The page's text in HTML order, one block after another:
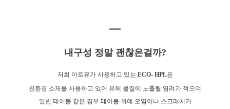
내구성 정말 괜찮은걸까?
저희 아트유가 사용하고 있는 ECO- HPL은
친환경 소재를 사용하고 있어 유해 물질에 노출될 염려가 적으며
일반 테이블 같은 경우 테이블 위에 오염이나 스크래치가